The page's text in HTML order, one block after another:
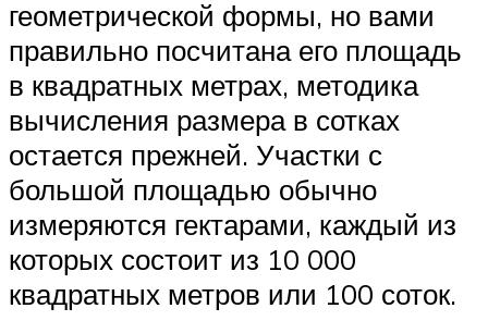
геометрической формы, но вами
правильно посчитана его площадь
в квадратных метрах, методика
вычисления размера в сотках
остается прежней. Участки с
большой площадью обычно
измеряются гектарами, каждый из
которых состоит из 10 000
квадратных метров или 100 соток.